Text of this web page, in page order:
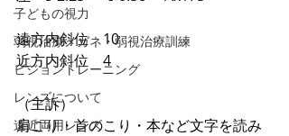
子どもの視力
弱視治療メガネ・弱視治療訓練
ビジョントレーニング
レンズについて
遠近両用レンズ
遠方内斜位　10
近方内斜位　4
（主訴）
肩こり・首のこり・本など文字を読み